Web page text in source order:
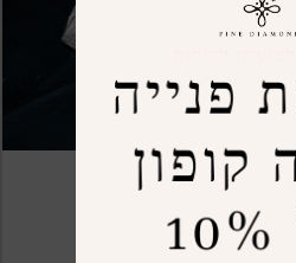
ישירות מבורסת
פנייה
קופון
של 10%